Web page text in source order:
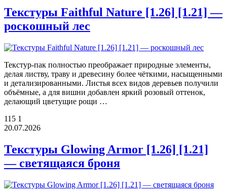
Текстуры Faithful Nature [1.26] [1.21] —
роскошный лес
Текстур-пак полностью преображает природные элементы,
делая листву, траву и древесину более чёткими, насыщенными
и детализированными. Листья всех видов деревьев получили
объёмные, а для вишни добавлен яркий розовый оттенок,
делающий цветущие рощи …
115 1
20.07.2026
Текстуры Glowing Armor [1.26] [1.21]
— светящаяся броня